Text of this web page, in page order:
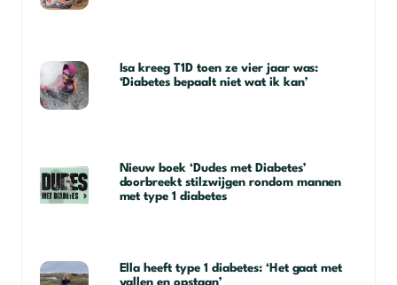
Isa kreeg T1D toen ze vier jaar was:
‘Diabetes bepaalt niet wat ik kan’
Nieuw boek ‘Dudes met Diabetes’
doorbreekt stilzwijgen rondom mannen
met type 1 diabetes
Ella heeft type 1 diabetes: ‘Het gaat met
vallen en opstaan’